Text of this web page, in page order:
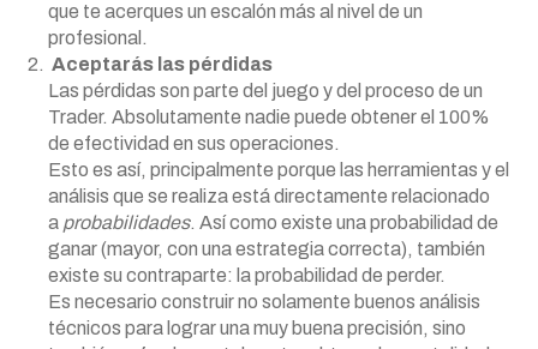
que te acerques un escalón más al nivel de un
profesional.
Aceptarás las pérdidas
Las pérdidas son parte del juego y del proceso de un
Trader. Absolutamente nadie puede obtener el 100%
de efectividad en sus operaciones.
Esto es así, principalmente porque las herramientas y el
análisis que se realiza está directamente relacionado
a probabilidades. Así como existe una probabilidad de
ganar (mayor, con una estrategia correcta), también
existe su contraparte: la probabilidad de perder.
Es necesario construir no solamente buenos análisis
técnicos para lograr una muy buena precisión, sino